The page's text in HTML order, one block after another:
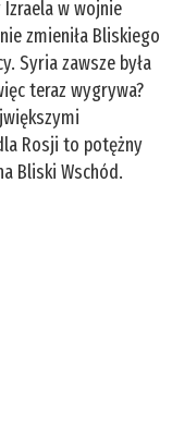
w wojnie
zmieniła Bliskiego
Syria zawsze była
teraz wygrywa?
Rosji to potężny
Bliski Wschód.